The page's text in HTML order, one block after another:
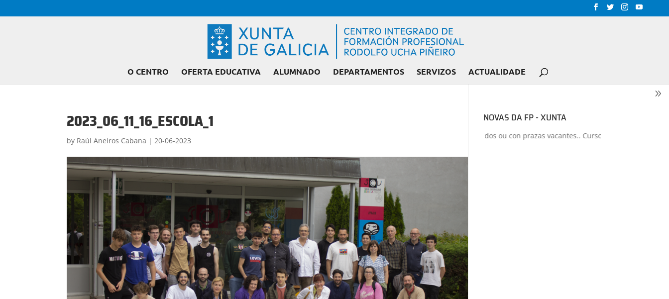
O CENTRO OFERTA EDUCATIVA ALUMNADO DEPARTAMENTOS SERVIZOS ACTUALIDADE
2023_06_11_16_ESCOLA_1
by Raúl Aneiros Cabana |20-06-2023
NOVAS DA FP - XUNTA
Admisión FP: Ciclos liberados ou con prazas vacantes.. Curso 2026-2027